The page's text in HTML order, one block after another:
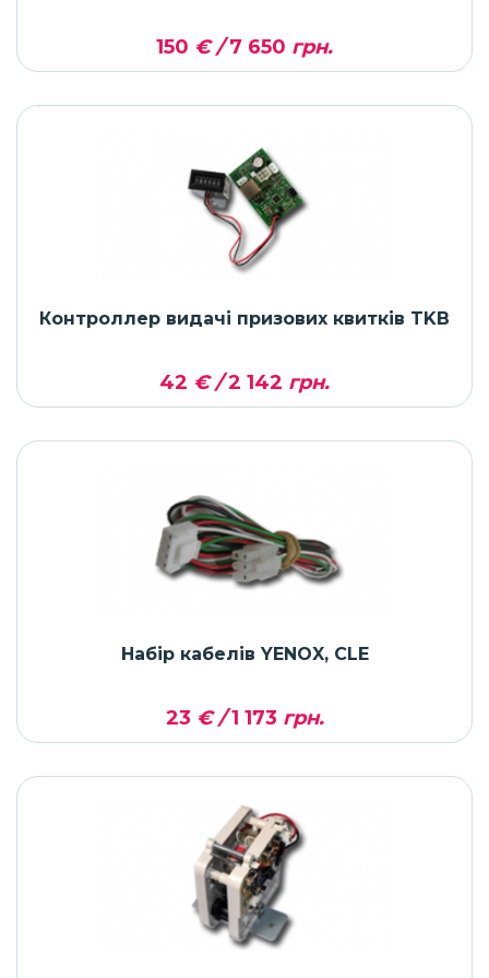
150 € /7 650 грн.
Контроллер видачі призових квитків TKB
42 € /2 142 грн.
Набір кабелів YENOX, CLE
23 € /1 173 грн.